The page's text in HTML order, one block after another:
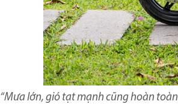
“Mưa lớn,gió tạt mạnh cũng hoàn